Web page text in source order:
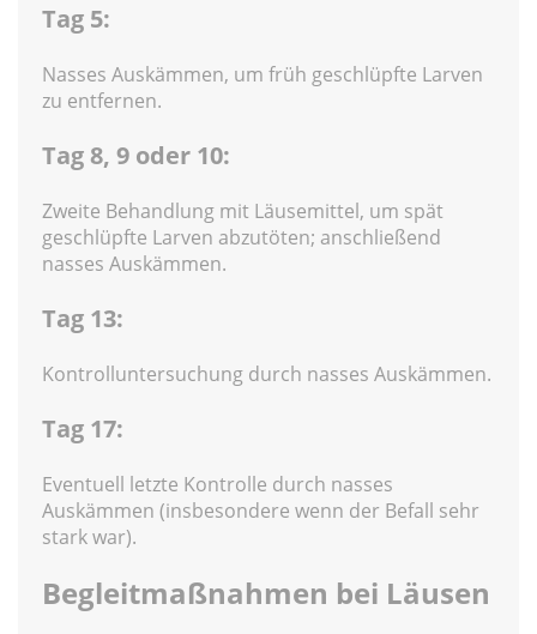
Tag 5:
Nasses Auskämmen, um früh geschlüpfte Larven
zu entfernen.
Tag 8, 9 oder 10:
Zweite Behandlung mit Läusemittel, um spät
geschlüpfte Larven abzutöten; anschließend
nasses Auskämmen.
Tag 13:
Kontrolluntersuchung durch nasses Auskämmen.
Tag 17:
Eventuell letzte Kontrolle durch nasses
Auskämmen (insbesondere wenn der Befall sehr
stark war).
Begleitmaßnahmen bei Läusen